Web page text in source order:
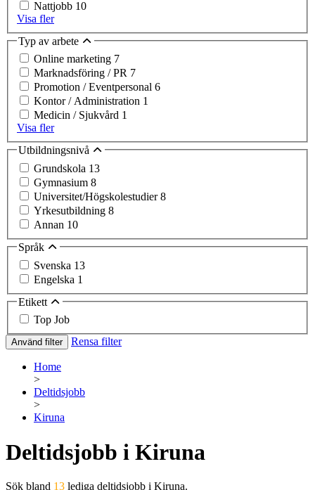
Nattjobb 10
Visa fler
Typ av arbete
Online marketing 7
Marknadsföring / PR 7
Promotion / Eventpersonal 6
Kontor / Administration 1
Medicin / Sjukvård 1
Visa fler
Utbildningsnivå
Grundskola 13
Gymnasium 8
Universitet/Högskolestudier8
Yrkesutbildning 8
Annan 10
Språk
Svenska 13
Engelska 1
Etikett
Top Job
Använd filter Rensa filter
Home
>
Deltidsjobb
>
Kiruna
Deltidsjobb i Kiruna
Sök bland 13 lediga deltidsjobb i Kiruna.